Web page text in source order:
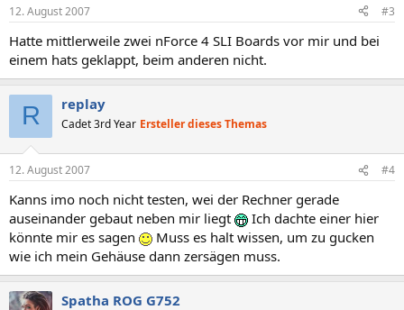
12. August 2007 #3
Hatte mittlerweile zwei nForce 4 SLI Boards vor mir und bei
einem hats geklappt, beim anderen nicht.
R replay
Cadet 3rd Year Ersteller dieses Themas
12. August 2007 #4
Kanns imo noch nicht testen, wei der Rechner gerade
auseinander gebaut neben mir liegt
Ich dachte einer hier
könnte mir es sagen
Muss es halt wissen, um zu gucken
wie ich mein Gehäuse dann zersägen muss.
Spatha ROG G752